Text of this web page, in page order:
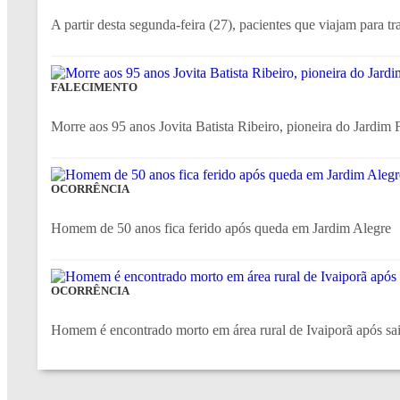
A partir desta segunda-feira (27), pacientes que viajam para
FALECIMENTO
Morre aos 95 anos Jovita Batista Ribeiro, pioneira do Jardim
OCORRÊNCIA
Homem de 50 anos fica ferido após queda em Jardim Alegre
OCORRÊNCIA
Homem é encontrado morto em área rural de Ivaiporã após